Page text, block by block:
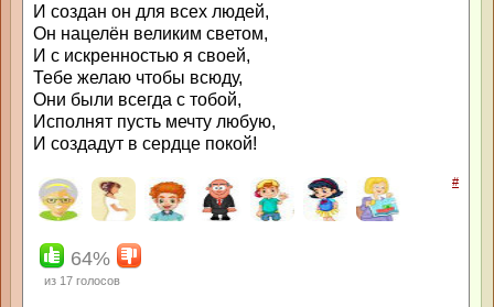
И создан он для всех людей,
Он нацелён великим светом,
И с искренностью я своей,
Тебе желаю чтобы всюду,
Они были всегда с тобой,
Исполнят пусть мечту любую,
И создадут в сердце покой!
#
64%
из 17 голосов